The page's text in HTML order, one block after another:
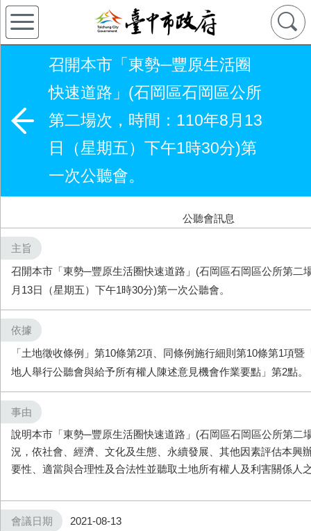
召開本市「東勢─豐原生活圈
快速道路」(石岡區石岡區公所
第二場次，時間：​110年8月13
日（星期五）下午1時30分)第
一次公聽會。
公聽會訊息
主旨
召開本市「東勢─豐原生活圈快速道路」(石岡區石岡區公所第二
月13日（星期五）下午1時30分)第一次公聽會。
依據
「土地徵收條例」第10條第2項、同條例施行細則第10條第1項暨
地人舉行公聽會與給予所有權人陳述意見機會作業要點」第2點。
事由
說明本市「東勢─豐原生活圈快速道路」 (石岡區石岡區公所第二
況，依社會、經濟、文化及生態、永續發展、其他因素評估本興
要性、適當與合理性及合法性並聽取土地所有權人及利害關係人
會議日期 2021-08-13